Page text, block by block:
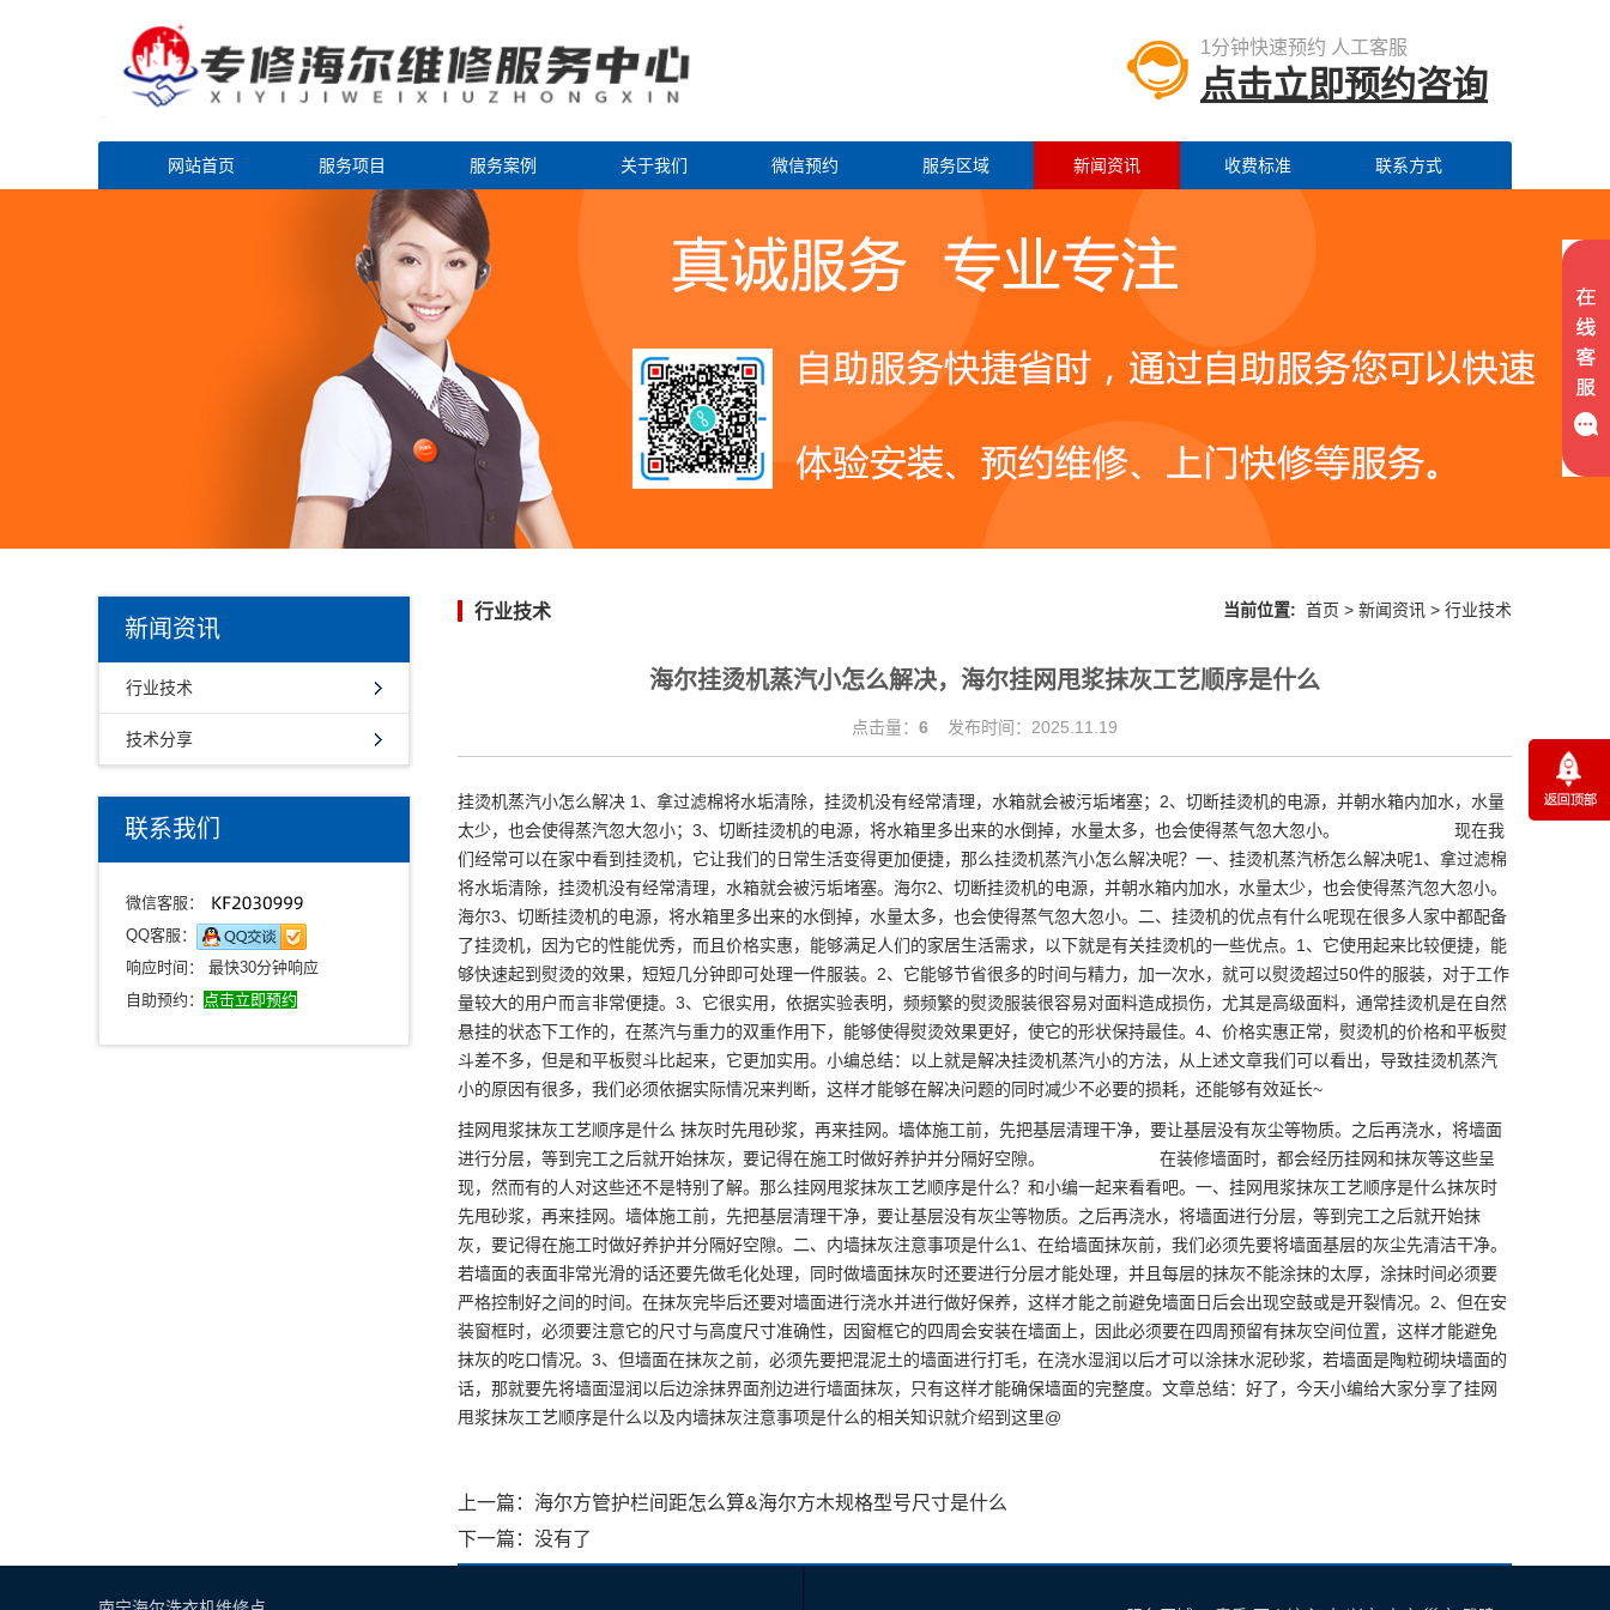
1分钟快速预约 人工客服
点击立即预约咨询
网站首页 服务项目 服务案例 关于我们 微信预约 服务区域 新闻资讯 收费标准 联系方式
新闻资讯
行业技术
技术分享
联系我们
微信客服：
QQ客服：
响应时间： 最快30分钟响应
自助预约： 点击立即预约
行业技术 当前位置: 首页 > 新闻资讯 > 行业技术
海尔挂烫机蒸汽小怎么解决，海尔挂网甩浆抹灰工艺顺序是什么
点击量： 6 发布时间：2025.11.19
挂烫机蒸汽小怎么解决 1、拿过滤棉将水垢清除，挂烫机没有经常清理，水箱就会被污垢堵塞；2、切断挂烫机的电源，并朝水箱内加水，水量
太少，也会使得蒸汽忽大忽小；3、切断挂烫机的电源，将水箱里多出来的水倒掉，水量太多，也会使得蒸气忽大忽小。 现在我
们经常可以在家中看到挂烫机，它让我们的日常生活变得更加便捷，那么挂烫机蒸汽小怎么解决呢？一、挂烫机蒸汽桥怎么解决呢1、拿过滤棉
将水垢清除，挂烫机没有经常清理，水箱就会被污垢堵塞。海尔2、切断挂烫机的电源，并朝水箱内加水，水量太少，也会使得蒸汽忽大忽小。
海尔3、切断挂烫机的电源，将水箱里多出来的水倒掉，水量太多，也会使得蒸气忽大忽小。二、挂烫机的优点有什么呢现在很多人家中都配备
了挂烫机，因为它的性能优秀，而且价格实惠，能够满足人们的家居生活需求，以下就是有关挂烫机的一些优点。1、它使用起来比较便捷，能
够快速起到熨烫的效果，短短几分钟即可处理一件服装。2、它能够节省很多的时间与精力，加一次水，就可以熨烫超过50件的服装，对于工作
量较大的用户而言非常便捷。3、它很实用，依据实验表明，频频繁的熨烫服装很容易对面料造成损伤，尤其是高级面料，通常挂烫机是在自然
悬挂的状态下工作的，在蒸汽与重力的双重作用下，能够使得熨烫效果更好，使它的形状保持最佳。4、价格实惠正常，熨烫机的价格和平板熨
斗差不多，但是和平板熨斗比起来，它更加实用。小编总结：以上就是解决挂烫机蒸汽小的方法，从上述文章我们可以看出，导致挂烫机蒸汽
小的原因有很多，我们必须依据实际情况来判断，这样才能够在解决问题的同时减少不必要的损耗，还能够有效延长~
挂网甩浆抹灰工艺顺序是什么 抹灰时先甩砂浆，再来挂网。墙体施工前，先把基层清理干净，要让基层没有灰尘等物质。之后再浇水，将墙面
进行分层，等到完工之后就开始抹灰，要记得在施工时做好养护并分隔好空隙。 在装修墙面时，都会经历挂网和抹灰等这些呈
现，然而有的人对这些还不是特别了解。那么挂网甩浆抹灰工艺顺序是什么？和小编一起来看看吧。一、挂网甩浆抹灰工艺顺序是什么抹灰时
先甩砂浆，再来挂网。墙体施工前，先把基层清理干净，要让基层没有灰尘等物质。之后再浇水，将墙面进行分层，等到完工之后就开始抹
灰，要记得在施工时做好养护并分隔好空隙。二、内墙抹灰注意事项是什么1、在给墙面抹灰前，我们必须先要将墙面基层的灰尘先清洁干净。
若墙面的表面非常光滑的话还要先做毛化处理，同时做墙面抹灰时还要进行分层才能处理，并且每层的抹灰不能涂抹的太厚，涂抹时间必须要
严格控制好之间的时间。在抹灰完毕后还要对墙面进行浇水并进行做好保养，这样才能之前避免墙面日后会出现空鼓或是开裂情况。2、但在安
装窗框时，必须要注意它的尺寸与高度尺寸准确性，因窗框它的四周会安装在墙面上，因此必须要在四周预留有抹灰空间位置，这样才能避免
抹灰的吃口情况。3、但墙面在抹灰之前，必须先要把混泥土的墙面进行打毛，在浇水湿润以后才可以涂抹水泥砂浆，若墙面是陶粒砌块墙面的
话，那就要先将墙面湿润以后边涂抹界面剂边进行墙面抹灰，只有这样才能确保墙面的完整度。文章总结：好了，今天小编给大家分享了挂网
甩浆抹灰工艺顺序是什么以及内墙抹灰注意事项是什么的相关知识就介绍到这里@
上一篇： 海尔方管护栏间距怎么算&海尔方木规格型号尺寸是什么
下一篇：没有了